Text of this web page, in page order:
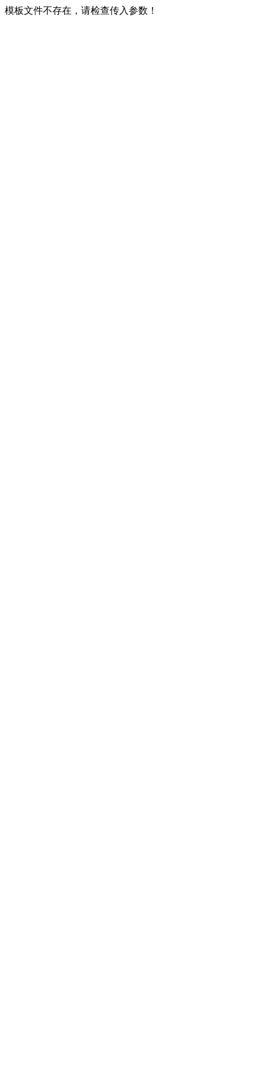
模板文件不存在，请检查传入参数！